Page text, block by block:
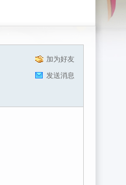
加为好友
发送消息